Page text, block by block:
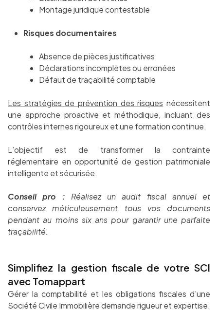
Montage juridique contestable
Risques documentaires
Absence de pièces justificatives
Déclarations incomplètes ou erronées
Défaut de traçabilité comptable
Les stratégies de prévention des risques nécessitent
une approche proactive et méthodique, incluant des
contrôles internes rigoureux et une formation continue.
L’objectif est de transformer la contrainte
réglementaire en opportunité de gestion patrimoniale
intelligente et sécurisée.
Conseil pro :
Réalisez un audit fiscal annuel et
conservez méticuleusement tous vos documents
pendant au moins six ans pour garantir une parfaite
traçabilité.
Simplifiez la gestion fiscale de votre SCI
avec Tomappart
Gérer la comptabilité et les obligations fiscales d’une
Société Civile Immobilière demande rigueur et expertise.